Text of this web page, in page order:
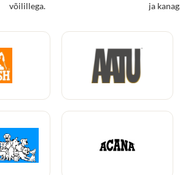
võilillega.
ja